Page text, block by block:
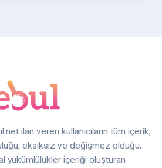
ilan veren kullanıcıların tüm içerik,
eksiksiz ve değişmez olduğu,
yükümlülükler içeriği oluşturan